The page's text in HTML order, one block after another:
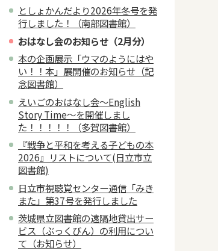
としょかんだより2026年冬号を発
行しました！（南部図書館）
おはなし会のお知らせ（2月分）
本の企画展示「ウマのようにはや
い！！本」展開催のお知らせ（記
念図書館）
えいごのおはなし会～English
Story Time～を開催しまし
た！！！！！（多賀図書館）
『戦争と平和を考える子どもの本
2026』リストについて(日立市立
図書館)
日立市視聴覚センター通信「みき
また」第37号を発行しました
茨城県立図書館の遠隔地貸出サー
ビス（ぶっくびん）の利用につい
て（お知らせ）